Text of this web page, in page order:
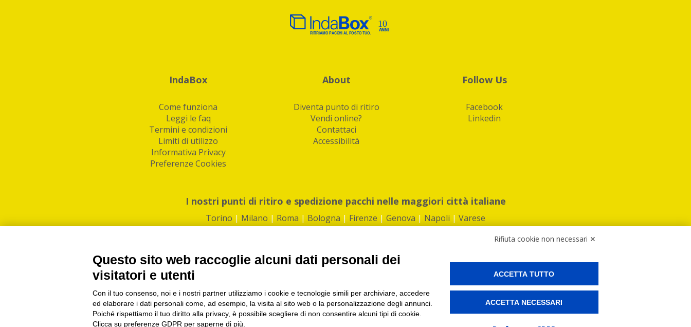
IndaBox
Come funziona
Leggi le faq
Termini e condizioni
Limiti di utilizzo
Informativa Privacy
Preferenze Cookies
About
Diventa punto di ritiro
Vendi online?
Contattaci
Accessibilità
Follow Us
Facebook
Linkedin
I nostri punti di ritiro e spedizione pacchi nelle maggiori città italiane
Torino | Milano | Roma | Bologna | Firenze | Genova | Napoli | Varese
PI/CF/N°Iscr.: 10821360012 | REA: RM 1494760 | Cap.Soc.: 50.000€ |Whistleblowing|Privacy|Preferenze Cookies
IndaBox | Oltre 11.500 punti di ritiro tra Bar, Tabaccai, Edicole e Kipoint per ritirare i tuoi acquisti online e spedire i tuoi pacchi.
Rifiuta cookie non necessari ✕
Questo sito web raccoglie alcuni dati personali dei
visitatori e utenti
Con il tuo consenso, noi e i nostri partner utilizziamo i cookie e tecnologie simili per archiviare, accedere
ed elaborare i dati personali come, ad esempio, la visita al sito web o la personalizzazione degli annunci.
Poiché rispettiamo il tuo diritto alla privacy, è possibile scegliere di non consentire alcuni tipi di cookie.
Clicca su preferenze GDPR per saperne di più.
ACCETTA TUTTO
ACCETTA NECESSARI